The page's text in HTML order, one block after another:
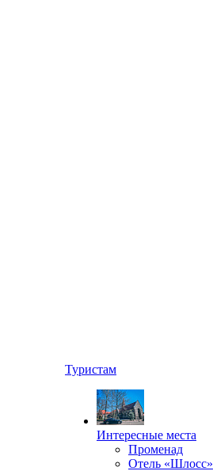
Туристам
Интересные места
Променад
Отель «Шлосс»